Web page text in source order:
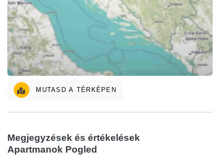
MUTASD A TÉRKÉPEN
Megjegyzések és értékelések
Apartmanok Pogled